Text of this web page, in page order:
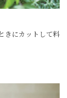
きにカットして料